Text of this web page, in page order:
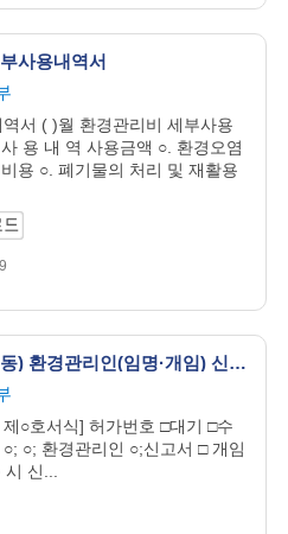
사용내역서
서 ( )월 환경관리비 세부사용
용 내 역 사용금액 ○. 환경오염
용 ○. 폐기물의 처리 및 재활용
(대기·수질·소음·진동) 환경관리인(임명·개임) 신고서
○호서식] 허가번호 □대기 □수
○; 환경관리인 ○;신고서 □ 개임
신...